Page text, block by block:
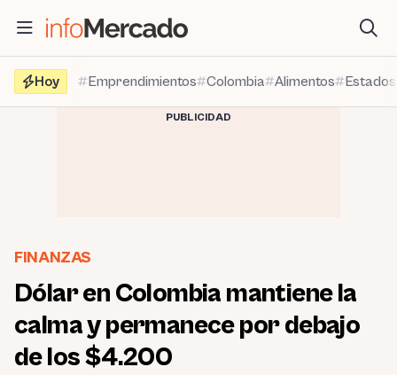
contenido
Hoy
Emprendimientos Colombia Alimentos
PUBLICIDAD
FINANZAS
Dólar en Colombia mantiene la
calma y permanece por debajo
de los $4.200